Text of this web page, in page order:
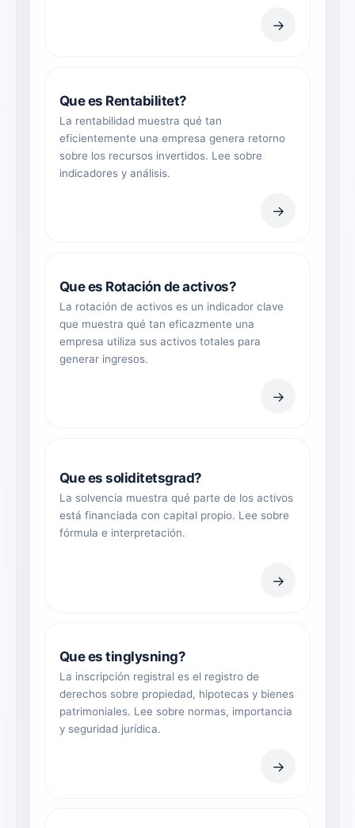
→
Que es Rentabilitet?
La rentabilidad muestra qué tan
eficientemente una empresa genera retorno
sobre los recursos invertidos. Lee sobre
indicadores y análisis.
→
Que es Rotación de activos?
La rotación de activos es un indicador clave
que muestra qué tan eficazmente una
empresa utiliza sus activos totales para
generar ingresos.
→
Que es soliditetsgrad?
La solvencia muestra qué parte de los activos
está financiada con capital propio. Lee sobre
fórmula e interpretación.
→
Que es tinglysning?
La inscripción registral es el registro de
derechos sobre propiedad, hipotecas y bienes
patrimoniales. Lee sobre normas, importancia
y seguridad jurídica.
→